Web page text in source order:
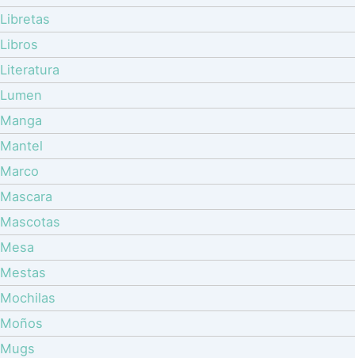
Libretas
Libros
Literatura
Lumen
Manga
Mantel
Marco
Mascara
Mascotas
Mesa
Mestas
Mochilas
Moños
Mugs